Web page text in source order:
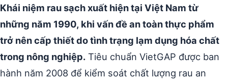
Khái niệm rau sạch xuất hiện tại Việt Nam từ
những năm 1990, khi vấn đề an toàn thực phẩm
trở nên cấp thiết do tình trạng lạm dụng hóa chất
trong nông nghiệp. Tiêu chuẩn VietGAP được ban
hành năm 2008 để kiểm soát chất lượng rau an